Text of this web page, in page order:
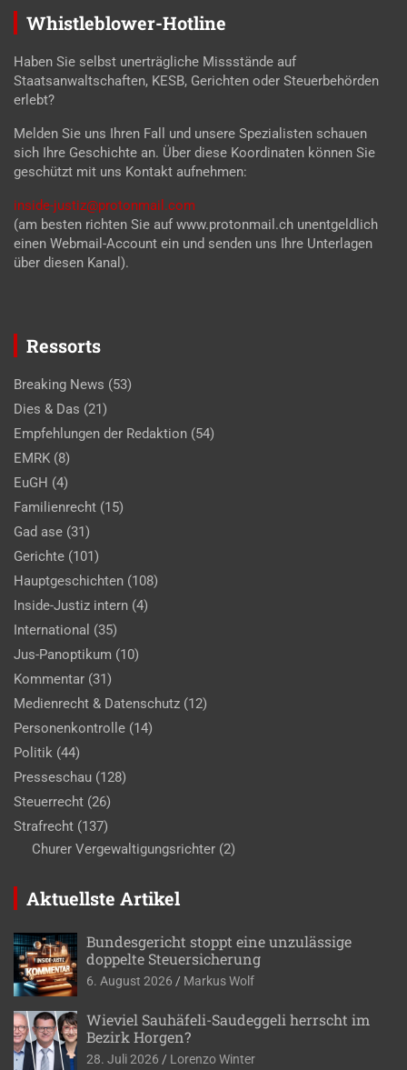
Whistleblower-Hotline
Haben Sie selbst unerträgliche Missstände auf
Staatsanwaltschaften, KESB, Gerichten oder Steuerbehörden
erlebt?
Melden Sie uns Ihren Fall und unsere Spezialisten schauen
sich Ihre Geschichte an. Über diese Koordinaten können Sie
geschützt mit uns Kontakt aufnehmen:
inside-justiz@protonmail.com
(am besten richten Sie auf www.protonmail.ch unentgeldlich
einen Webmail-Account ein und senden uns Ihre Unterlagen
über diesen Kanal).
Ressorts
Breaking News (53)
Dies & Das (21)
Empfehlungen der Redaktion (54)
EMRK (8)
EuGH (4)
Familienrecht (15)
Gad ase (31)
Gerichte (101)
Hauptgeschichten (108)
Inside-Justiz intern (4)
International (35)
Jus-Panoptikum (10)
Kommentar (31)
Medienrecht & Datenschutz (12)
Personenkontrolle (14)
Politik (44)
Presseschau (128)
Steuerrecht (26)
Strafrecht (137)
Churer Vergewaltigungsrichter (2)
Aktuellste Artikel
Bundesgericht stoppt eine unzulässige
doppelte Steuersicherung
6. August 2026 Markus Wolf
Wieviel Sauhäfeli-Saudeggeli herrscht im
Bezirk Horgen?
28. Juli 2026 Lorenzo Winter